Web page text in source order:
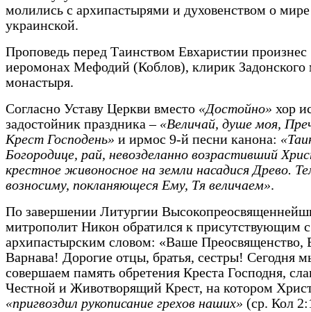
молились с архипастырями и духовенством о
украинской.
Проповедь перед Таинством Евхаристии произнес
иеромонах Мефодий (Коблов), клирик Задонского
монастыря.
Согласно Уставу Церкви вместо «Достойно» хор
задостойник праздника – «Величай, душе моя,
Крест Господень» и ирмос 9-й песни канона:
Богородице, рай, невозделанно возрастивший
крестное живоносное на земли насадися Древо.
возносиму, покланяющеся Ему, Тя величаем».
По завершении Литургии
митрополит Никон обратился к присутствующим с
архипастырским словом: «Ваше Преосвященство,
Варнава! Дорогие отцы, братья, сестры! Сегодня
совершаем память обретения Креста Господня,
Честной и Животворящий Крест, на котором
«пригвоздил рукописание грехов наших» (ср. Кол